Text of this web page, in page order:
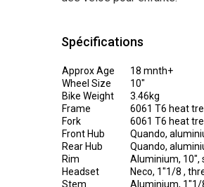
Spécifications
Approx Age
18 mnth+
Wheel Size
10"
Bike Weight
3.46kg
Frame
6061 T6 heat
Fork
6061 T6 heat
Front Hub
Quando,
Rear Hub
Quando,
Rim
Aluminium, 10",
Headset
Neco, 1"1/8 ,
Stem
Aluminium, 1"1/